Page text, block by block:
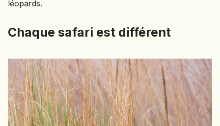
MAROC
MEXIQUE
MONTÉNÉGRO
NAMIBIE
NÉPAL
NICARAGUA
OMAN
léopards.
Chaque safari est différent